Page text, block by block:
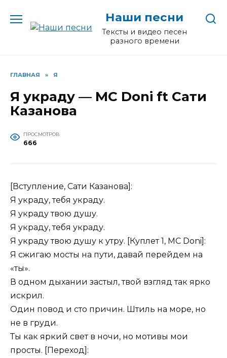
содержанию
Наши песни
Тексты и видео песен
разного времени
ГЛАВНАЯ » Я
Я украду — MC Doni ft Сати
Казанова
ПРОСМОТРОВ
666
[Вступление, Сати Казанова]:
Я украду, тебя украду.
Я украду твою душу.
Я украду, тебя украду.
Я украду твою душу к утру. [Куплет 1, MC Doni]:
Я сжигаю мосты на пути, давай перейдем на
«ты».
В одном дыхании застыл, твой взгляд так ярко
искрил.
Один повод и сто причин. Штиль на море, но
не в груди.
Ты как яркий свет в ночи, но мотивы мои
просты. [Переход]: